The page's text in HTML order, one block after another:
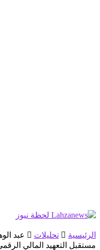
الرئيسية تحليلات
مستقبل التعهيد المالي